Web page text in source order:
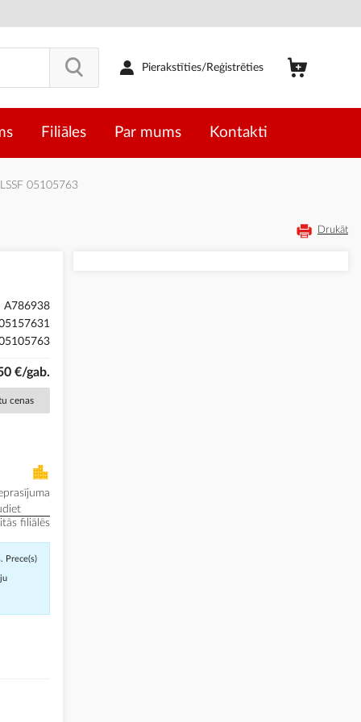
Pierakstīties/Reģistrēties
Filiāles Par mums Kontakti
05105763
Drukāt
A786938
€/gab.
cenas
filiālēs
Prece(s)